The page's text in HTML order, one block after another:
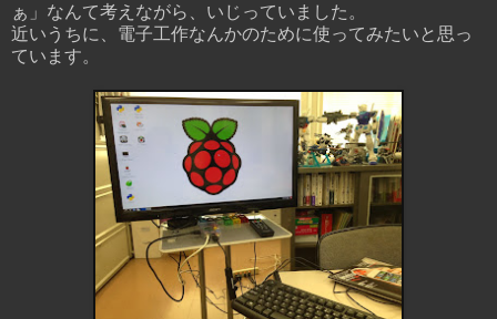
ぁ」なんて考えながら、いじっていました。
近いうちに、電子工作なんかのために使ってみたいと思っ
ています。